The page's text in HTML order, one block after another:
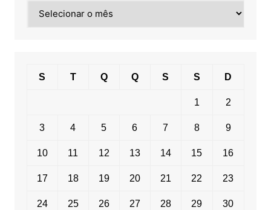
por
S T Q Q S S D
1 2
3 4 5 6 7 8 9
10 11 12 13 14 15 16
17 18 19 20 21 22 23
24 25 26 27 28 29 30